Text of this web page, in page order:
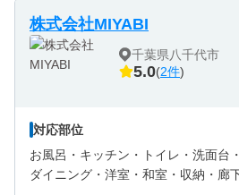
株式会社MIYABI
千葉県八千代市
5.0(2件)
対応部位
お風呂・ キッチン・ トイレ・ 洗面台・
ダイニング・ 洋室・ 和室・ 収納・ 廊